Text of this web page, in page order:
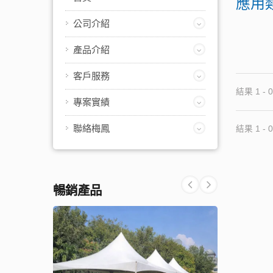
公司介紹
產品介紹
客戶服務
專案實績
聯絡梅鳳
暢銷產品
結果 1 -
結果 1 -